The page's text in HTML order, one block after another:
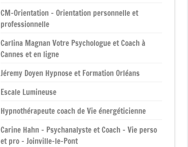
CM-Orientation – Orientation personnelle et
professionnelle
Carlina Magnan Votre Psychologue et Coach à
Cannes et en ligne
Jéremy Doyen Hypnose et Formation Orléans
Escale Lumineuse
Hypnothérapeute coach de Vie énergéticienne
Carine Hahn – Psychanalyste et Coach – Vie perso
et pro – Joinville-le-Pont